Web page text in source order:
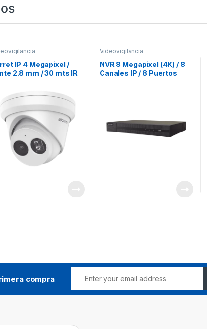
IP 4 Megapixel /
2.8 mm / 30 mts IR
/ Videoanaliticos
de Falsas Alarmas)
Integrado /
Baja Iluminación
Videovigilancia
NVR 8 Megapixel (4K) / 8
Canales IP / 8 Puertos
compra